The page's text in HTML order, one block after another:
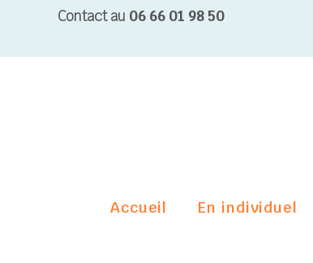
Contact au 06 66 01 98 50
Accueil En individuel